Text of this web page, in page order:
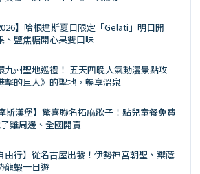
】哈根達斯夏日限定「Gelati」明日開
、鹽焦糖開心果雙口味
九州聖地巡禮！ 五天四晚人氣動漫景點攻
擊的巨人》的聖地，暢享溫泉
斯漢堡】驚喜聯名拓麻歌子！點兒童餐免費
雞周邊、全國開賣
由行】從名古屋出發！伊勢神宮朝聖、禦蔭
龍蝦一日遊